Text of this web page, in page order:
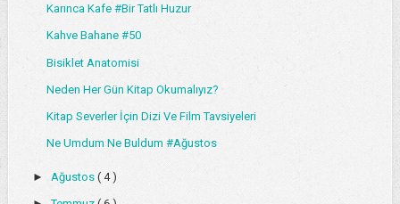
Karınca Kafe #Bir Tatlı Huzur
Kahve Bahane #50
Bisiklet Anatomisi
Neden Her Gün Kitap Okumalıyız?
Kitap Severler İçin Dizi Ve Film Tavsiyeleri
Ne Umdum Ne Buldum #Ağustos
► Ağustos ( 4 )